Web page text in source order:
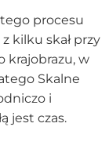
procesu
kilku skał przy
krajobrazu, w
Skalne
i
jest czas.